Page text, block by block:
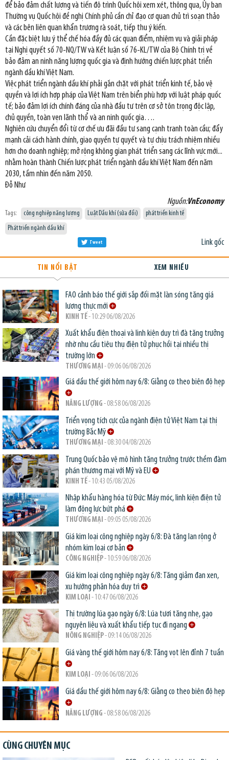
để bảo đảm chất lượng và tiến độ trình Quốc hội xem xét, thông qua, Ủy ban
Thường vụ Quốc hội đề nghị Chính phủ cần chỉ đạo cơ quan chủ trì soạn thảo
và các bên liên quan khẩn trương rà soát, tiếp thu ý kiến.
Cần đặc biệt lưu ý thể chế hóa đầy đủ các quan điểm, nhiệm vụ và giải pháp
tại Nghị quyết số 70-NQ/TW và Kết luận số 76-KL/TW của Bộ Chính trị về
bảo đảm an ninh năng lượng quốc gia và định hướng chiến lược phát triển
ngành dầu khí Việt Nam.
Việc phát triển ngành dầu khí phải gắn chặt với phát triển kinh tế, bảo vệ
quyền và lợi ích hợp pháp của Việt Nam trên biển phù hợp với luật pháp quốc
tế; bảo đảm lợi ích chính đáng của nhà đầu tư trên cơ sở tôn trọng độc lập,
chủ quyền, toàn vẹn lãnh thổ và an ninh quốc gia….
Nghiên cứu chuyển đổi từ cơ chế ưu đãi đầu tư sang cạnh tranh toàn cầu; đẩy
mạnh cải cách hành chính, giao quyền tự quyết và tự chịu trách nhiệm nhiều
hơn cho doanh nghiệp; mở rộng không gian phát triển sang các lĩnh vực mới...
nhằm hoàn thành Chiến lược phát triển ngành dầu khí Việt Nam đến năm
2030, tầm nhìn đến năm 2050.
Đỗ Như
Nguồn:VnEconomy
Tags: công nghiệp năng lượng Luật Dầu khí (sửa đổi)
phát triển kinh tế
Phát triển ngành dầu khí
Link gốc
Tweet
TIN NỔI BẬT XEM NHIỀU
FAO cảnh báo thế giới sắp đối mặt làn sóng tăng giá
lương thực mới
KINH TẾ- 10:29 06/08/2026
Xuất khẩu điện thoại và linh kiện duy trì đà tăng trưởng
nhờ nhu cầu tiêu thụ điện tử phục hồi tại nhiều thị
trường lớn
THƯƠNG MẠI - 09:06 06/08/2026
Giá dầu thế giới hôm nay 6/8: Giằng co theo biên độ hẹp
NĂNG LƯỢNG - 08:58 06/08/2026
Triển vọng tích cực của ngành điện tử Việt Nam tại thị
trường Bắc Mỹ
THƯƠNG MẠI - 08:30 04/08/2026
Trung Quốc bảo vệ mô hình tăng trưởng trước thềm đàm
phán thương mại với Mỹ và EU
KINH TẾ- 10:43 05/08/2026
Nhập khẩu hàng hóa từ Đức: Máy móc, linh kiện điện tử
làm động lực bứt phá
THƯƠNG MẠI - 09:05 05/08/2026
Giá kim loại công nghiệp ngày 6/8: Đà tăng lan rộng ở
nhóm kim loại cơ bản
CÔNG NGHIỆP- 10:59 06/08/2026
Giá kim loại công nghiệp ngày 6/8: Tăng giảm đan xen,
xu hướng phân hóa duy trì
KIM LOẠI - 10:47 06/08/2026
Thị trường lúa gạo ngày 6/8: Lúa tươi tăng nhẹ, gạo
nguyên liệu và xuất khẩu tiếp tục đi ngang
NÔNG NGHIỆP- 09:14 06/08/2026
Giá vàng thế giới hôm nay 6/8: Tăng vọt lên đỉnh 7 tuần
KIM LOẠI - 09:06 06/08/2026
Giá dầu thế giới hôm nay 6/8: Giằng co theo biên độ hẹp
NĂNG LƯỢNG - 08:58 06/08/2026
CÙNG CHUYÊN MỤC